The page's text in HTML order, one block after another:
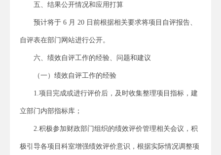
五、结果公开情况和应用打算
预计将于 6 月 20 日前根据相关要求将项目自评报告、
自评表在部门网站进行公开。
六、绩效自评工作的经验、问题和建议
（一）绩效自评工作的经验
1.项目完成或进行评价后，及时收集整理项目指标，建
立部门内部指标库；
2.积极参加财政部门组织的绩效评价管理相关会议，积
极引导各项目科室增强绩效评价意识，根据实际情况调整项